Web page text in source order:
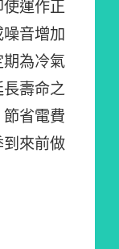
運作正
音增加
為冷氣
壽命之
省電費
來前做